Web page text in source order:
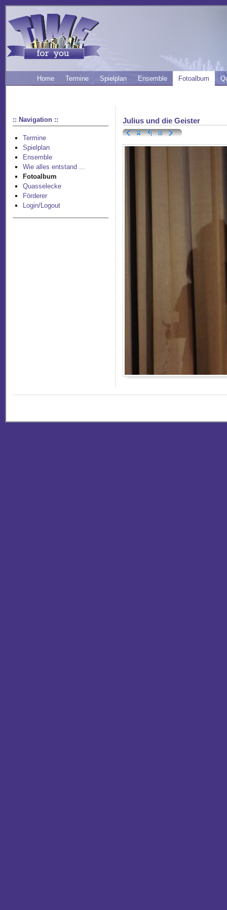
Home Termine Spielplan Ensemble Fotoalbum
:: Navigation ::
Termine
Spielplan
Ensemble
Wie alles entstand ...
Fotoalbum
Quasselecke
Förderer
Login/Logout
Julius und die Geister